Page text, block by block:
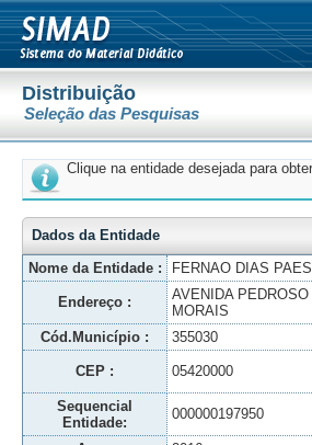
Distribuição
Seleção das Pesquisas
Clique na entidade desejada para
Dados da Entidade
Nome da Entidade :
FERNAO DIAS PAES
Endereço :
AVENIDA PEDROSO
MORAIS
Cód.Município : 355030
CEP : 05420000
Sequencial
Entidade:
000000197950